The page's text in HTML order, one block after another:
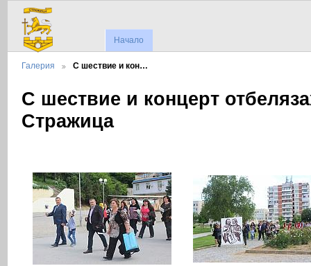
Начало
Галерия С шествие и кон…
С шествие и концерт
Стражица